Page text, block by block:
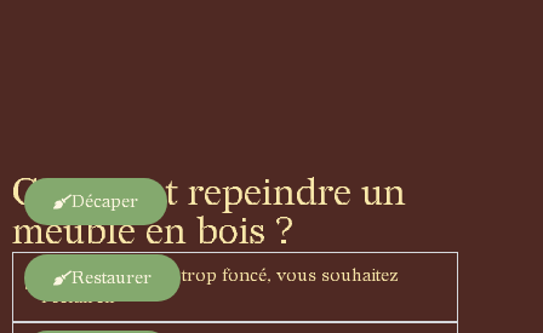
Comment repeindre un
meuble en bois ?
Votre meuble est trop foncé, vous souhaitez
l'éclaircir
Décaper
Restaurer